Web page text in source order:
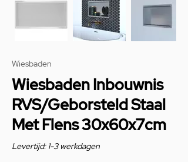
Wiesbaden
Wiesbaden Inbouwnis
RVS/Geborsteld Staal
Met Flens 30x60x7cm
Levertijd: 1-3 werkdagen